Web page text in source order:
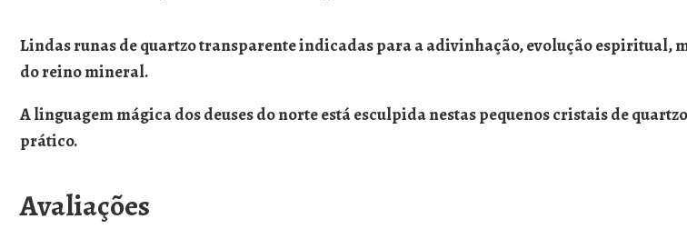
Lindas runas de quartzo transparente indicadas para a adivinhação, evolução espiritual,
do reino mineral.
A linguagem mágica dos deuses do norte está esculpida nestas pequenos cristais de
prático.
Avaliações